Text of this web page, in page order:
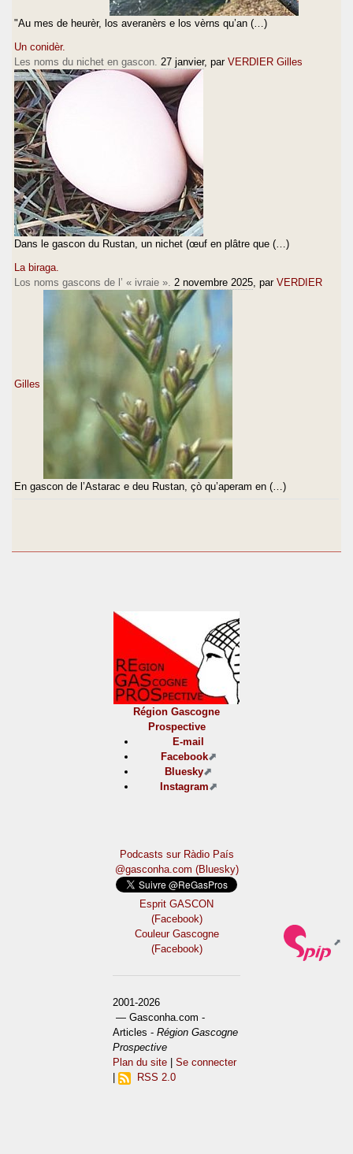
"Au mes de heurèr, los averanèrs e los vèrns qu’an (…)
Un conidèr.
Les noms du nichet en gascon. 27 janvier, par VERDIER Gilles
Dans le gascon du Rustan, un nichet (œuf en plâtre que (…)
La biraga.
Los noms gascons de l’ « ivraie ». 2 novembre 2025, par VERDIER
Gilles
En gascon de l’Astarac e deu Rustan, çò qu’aperam en (…)
Région Gascogne
Prospective
E-mail
Facebook
Bluesky
Instagram
Podcasts sur Ràdio País
@gasconha.com (Bluesky)
Esprit GASCON
(Facebook)
Couleur Gascogne
(Facebook)
2001-2026
— Gasconha.com -
Articles -Région Gascogne
Prospective
Plan du site |Se connecter
|
RSS 2.0